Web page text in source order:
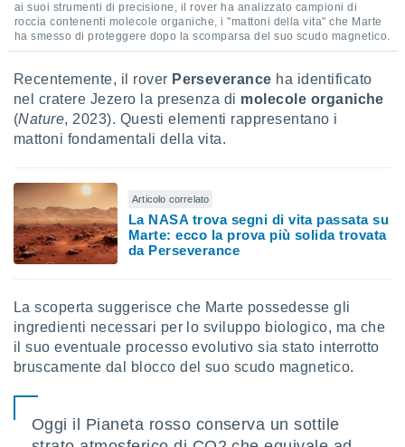
ai suoi strumenti di precisione, il rover ha analizzato campioni di
roccia contenenti molecole organiche, i "mattoni della vita" che Marte
ha smesso di proteggere dopo la scomparsa del suo scudo magnetico.
Recentemente, il rover Perseverance ha identificato
nel cratere Jezero la presenza di molecole organiche
(Nature, 2023). Questi elementi rappresentano i
mattoni fondamentali della vita.
Articolo correlato
La NASA trova segni di vita passata su
Marte: ecco la prova più solida trovata
da Perseverance
La scoperta suggerisce che Marte possedesse gli
ingredienti necessari per lo sviluppo biologico, ma che
il suo eventuale processo evolutivo sia stato interrotto
bruscamente dal blocco del suo scudo magnetico.
Oggi il Pianeta rosso conserva un sottile